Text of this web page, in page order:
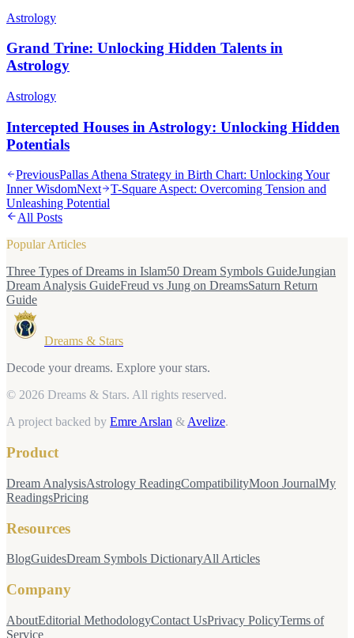
Astrology
Grand Trine: Unlocking Hidden Talents in
Astrology
Astrology
Intercepted Houses in Astrology: Unlocking Hidden
Potentials
PreviousPallas Athena Strategy in Birth Chart: Unlocking Your
Inner WisdomNext
T-Square Aspect: Overcoming Tension and
Unleashing Potential
All Posts
Popular Articles
Three Types of Dreams in Islam50 Dream Symbols GuideJungian
Dream Analysis GuideFreud vs Jung on DreamsSaturn Return
Guide
Dreams & Stars
Decode your dreams. Explore your stars.
© 2026 Dreams & Stars. All rights reserved.
A project backed by Emre Arslan &Avelize.
Product
Dream AnalysisAstrology ReadingCompatibilityMoon JournalMy
ReadingsPricing
Resources
BlogGuidesDream Symbols DictionaryAll Articles
Company
AboutEditorial MethodologyContact UsPrivacy PolicyTerms of
Service